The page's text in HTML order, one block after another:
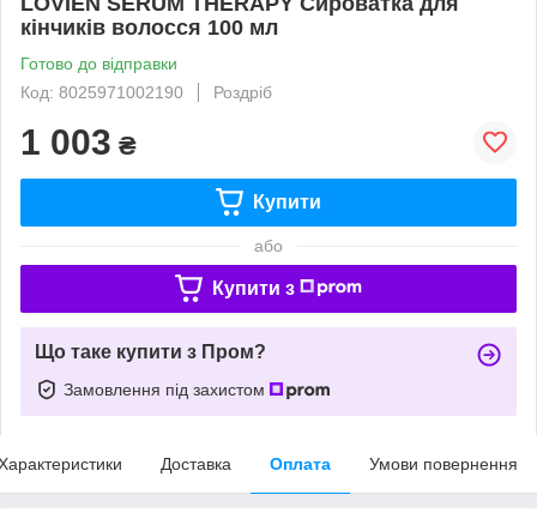
кінчиків волосся 100 мл
Готово до відправки
Код: 8025971002190
Роздріб
1 003 ₴
Купити
або
Купити з
Що таке купити з Пром?
Замовлення під захистом
Доставка Оплата Умови повернення